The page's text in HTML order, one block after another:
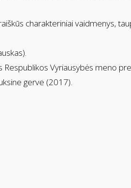
charakteriniai vaidmenys,
Vyriausybės meno
gerve (2017).